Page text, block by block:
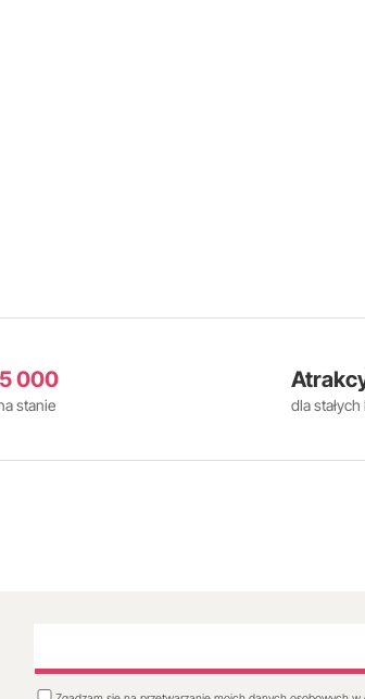
000
stanie dla